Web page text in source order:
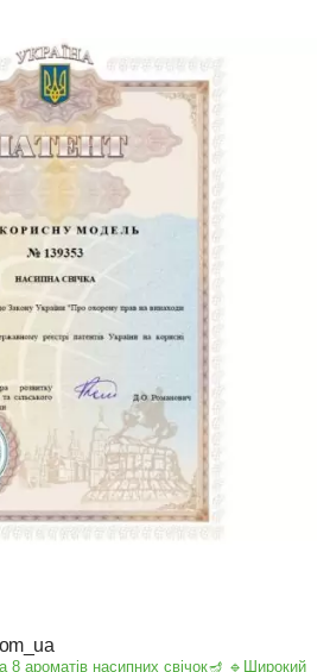
8 ароматів насипних свічок🪔 🔹Широкий